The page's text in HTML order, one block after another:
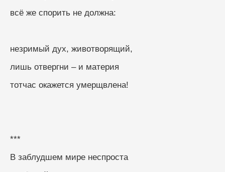
всё же спорить не должна:
незримый дух, животворящий,
лишь отвергни – и материя
тотчас окажется умерщвлена!
***
В заблудшем мире неспроста